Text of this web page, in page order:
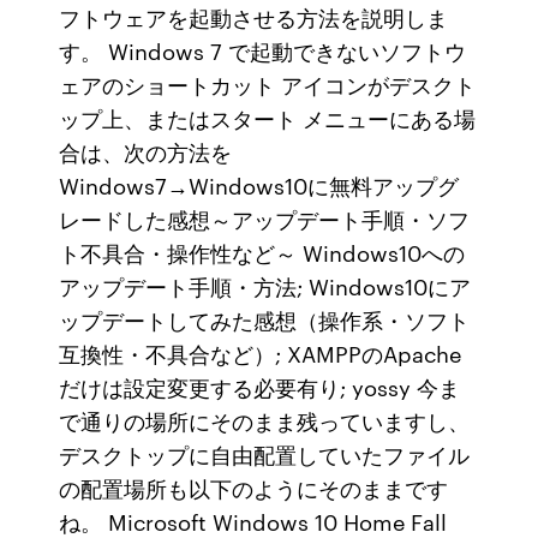
フトウェアを起動させる方法を説明しま
す。 Windows 7 で起動できないソフトウ
ェアのショートカット アイコンがデスクト
ップ上、またはスタート メニューにある場
合は、次の方法を
Windows7→Windows10に無料アップグ
レードした感想～アップデート手順・ソフ
ト不具合・操作性など～ Windows10への
アップデート手順・方法; Windows10にア
ップデートしてみた感想（操作系・ソフト
互換性・不具合など）; XAMPPのApache
だけは設定変更する必要有り; yossy 今ま
で通りの場所にそのまま残っていますし、
デスクトップに自由配置していたファイル
の配置場所も以下のようにそのままです
ね。 Microsoft Windows 10 Home Fall